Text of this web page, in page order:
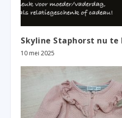
Skyline Staphorst nu
10 mei 2025